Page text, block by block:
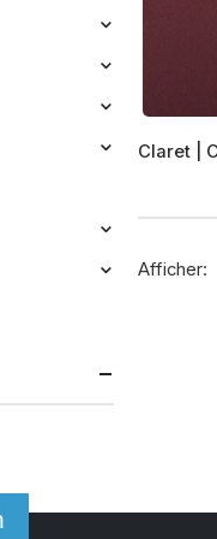
produit
Les
Claret |
Afficher: